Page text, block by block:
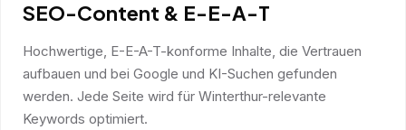
SEO-Content & E-E-A-T
Hochwertige, E-E-A-T-konforme Inhalte, die Vertrauen
aufbauen und bei Google und KI-Suchen gefunden
werden. Jede Seite wird für Winterthur-relevante
Keywords optimiert.